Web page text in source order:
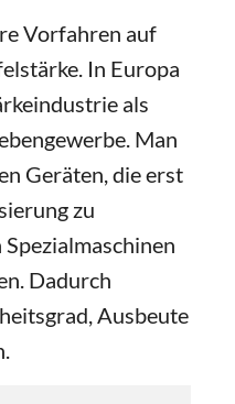
Vorfahren auf
In Europa
als
Man
Geräten, die erst
zu
Dadurch
Ausbeute